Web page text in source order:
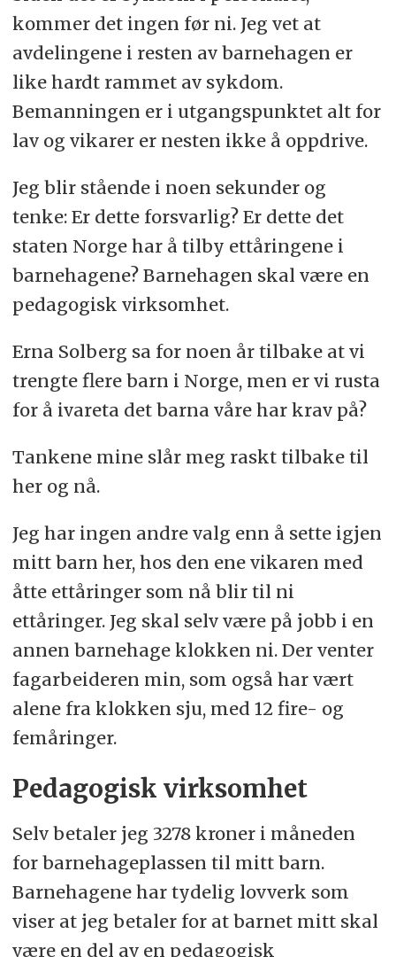
kommer det ingen før ni. Jeg vet at
avdelingene i resten av barnehagen er
like hardt rammet av sykdom.
Bemanningen er i utgangspunktet alt for
lav og vikarer er nesten ikke å oppdrive.
Jeg blir stående i noen sekunder og
tenke: Er dette forsvarlig? Er dette det
staten Norge har å tilby ettåringene i
barnehagene? Barnehagen skal være en
pedagogisk virksomhet.
Erna Solberg sa for noen år tilbake at vi
trengte flere barn i Norge, men er vi rusta
for å ivareta det barna våre har krav på?
Tankene mine slår meg raskt tilbake til
her og nå.
Jeg har ingen andre valg enn å sette igjen
mitt barn her, hos den ene vikaren med
åtte ettåringer som nå blir til ni
ettåringer. Jeg skal selv være på jobb i en
annen barnehage klokken ni. Der venter
fagarbeideren min, som også har vært
alene fra klokken sju, med 12 fire- og
femåringer.
Pedagogisk virksomhet
Selv betaler jeg 3278 kroner i måneden
for barnehageplassen til mitt barn.
Barnehagene har tydelig lovverk som
viser at jeg betaler for at barnet mitt skal
være en del av en pedagogisk